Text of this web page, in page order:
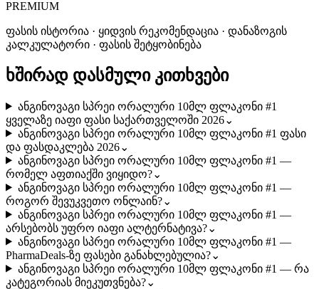
PREMIUM
ფასის ისტორია · ყიდვის რეკომენდაცია · დანაზოგის
კალკულატორი · ფასის შეტყობინება
ხშირად დასმული კითხვები
ანგინოვაგი სპრეი ორალური 10მლ ფლაკონი #1
ყველაზე იაფი ფასი საქართველოში 2026⌄
ანგინოვაგი სპრეი ორალური 10მლ ფლაკონი #1 ფასი
და ფასდაკლება 2026⌄
ანგინოვაგი სპრეი ორალური 10მლ ფლაკონი #1 —
რომელ აფთიაქში ვიყიდო?⌄
ანგინოვაგი სპრეი ორალური 10მლ ფლაკონი #1 —
როგორ შევუკვეთო ონლაინ?⌄
ანგინოვაგი სპრეი ორალური 10მლ ფლაკონი #1 —
არსებობს უფრო იაფი ალტერნატივა?⌄
ანგინოვაგი სპრეი ორალური 10მლ ფლაკონი #1 —
PharmaDeals-ზე ფასები განახლებულია?⌄
ანგინოვაგი სპრეი ორალური 10მლ ფლაკონი #1 — რა
კატეგორიას მიეკუთვნება?⌄